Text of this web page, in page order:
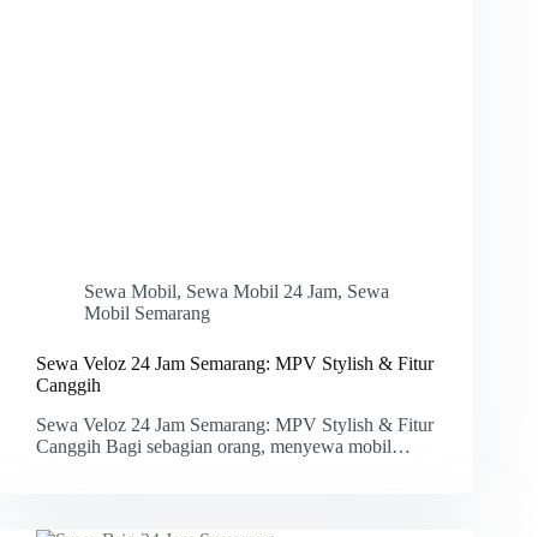
Sewa Mobil, Sewa Mobil 24 Jam, Sewa
Mobil Semarang
Sewa Veloz 24 Jam Semarang: MPV Stylish & Fitur
Canggih
Sewa Veloz 24 Jam Semarang: MPV Stylish & Fitur
Canggih Bagi sebagian orang, menyewa mobil…